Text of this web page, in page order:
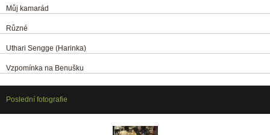
Můj kamarád
Různé
Uthari Sengge (Harinka)
Vzpomínka na Benušku
Poslední fotografie